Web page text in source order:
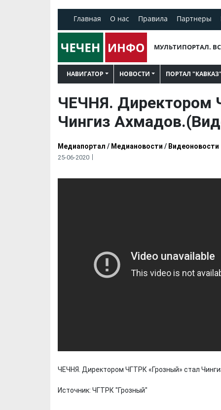
Главная О нас Правила Партнеры
МУЛЬТИПОРТАЛ.
НАВИГАТОР НОВОСТИ ПОРТАЛ "КАВКАЗ"
ЧЕЧНЯ. Директором
Чингиз
Медиапортал / Медиановости / Видеоновости
25-06-2020
ЧЕЧНЯ. Директором ЧГТРК «Грозный» стал
Источник: ЧГТРК "Грозный"